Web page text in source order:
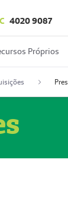
4020 9087
Próprios